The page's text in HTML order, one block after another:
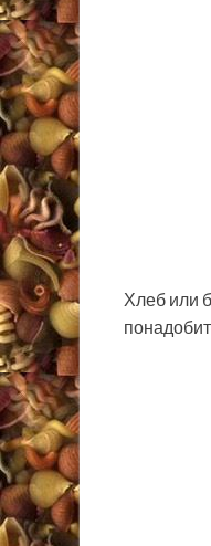
Хлеб или